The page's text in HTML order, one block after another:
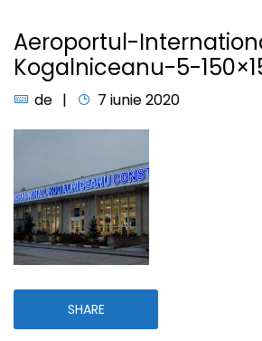
Aeroportul-
Kogalniceanu-5-
de 7 iunie 2020
SHARE